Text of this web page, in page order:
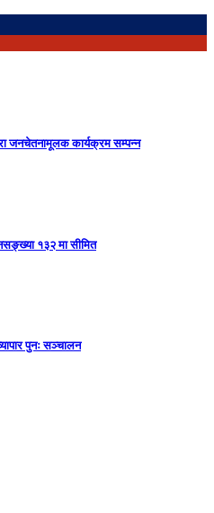
जनचेतनामूलक कार्यक्रम सम्पन्न
१३२ मा सीमित
पुनः सञ्चालन